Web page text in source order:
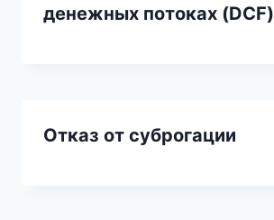
денежных потоках (DCF)
Отказ от суброгации